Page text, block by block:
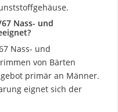
Nass- und
Nass- und
von Bärten
primär an Männer.
eignet sich der